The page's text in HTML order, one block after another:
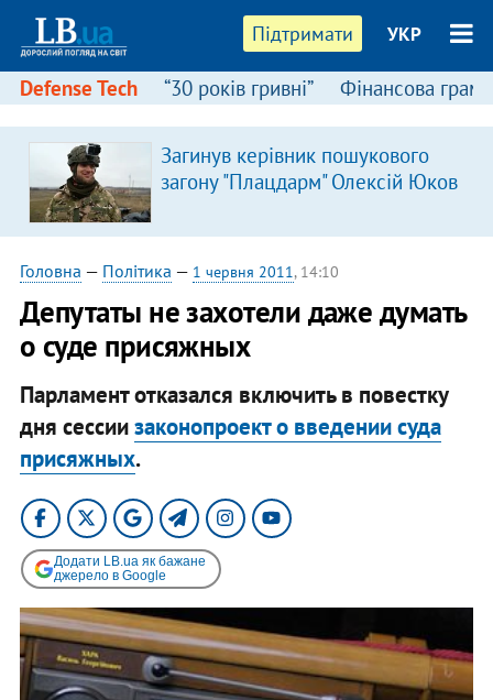
Підтримати УКР
Defense Tech “30 років гривні” Фінансова
Загинув керівник пошукового
загону "Плацдарм" Олексій Юков
Головна — Політика — 1 червня 2011, 14:10
Депутаты не захотели даже думать
о суде присяжных
Парламент отказался включить в повестку
дня сессиизаконопроект о введении суда
присяжных.
Додати LB.ua як бажане
джерело в Google